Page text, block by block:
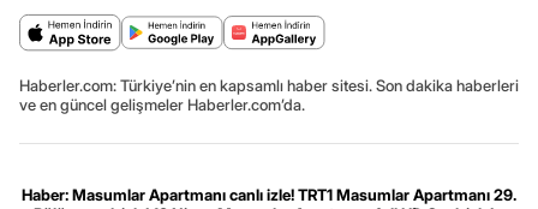
Haberler.com: Türkiye’nin en kapsamlı haber sitesi. Son dakika haberleri
ve en güncel gelişmeler Haberler.com’da.
Haber: Masumlar Apartmanı canlı izle! TRT1 Masumlar Apartmanı 29.